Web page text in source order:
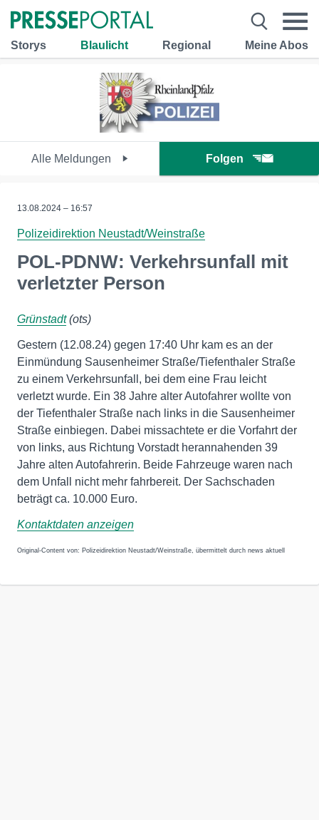
Storys Blaulicht Regional Meine Abos
Alle Meldungen Folgen
13.08.2024 – 16:57
Polizeidirektion Neustadt/Weinstraße
POL-PDNW: Verkehrsunfall mit
verletzter Person
Grünstadt(ots)
Gestern (12.08.24) gegen 17:40 Uhr kam es an der
Einmündung Sausenheimer Straße/Tiefenthaler Straße
zu einem Verkehrsunfall, bei dem eine Frau leicht
verletzt wurde. Ein 38 Jahre alter Autofahrer wollte von
der Tiefenthaler Straße nach links in die Sausenheimer
Straße einbiegen. Dabei missachtete er die Vorfahrt der
von links, aus Richtung Vorstadt herannahenden 39
Jahre alten Autofahrerin. Beide Fahrzeuge waren nach
dem Unfall nicht mehr fahrbereit. Der Sachschaden
beträgt ca. 10.000 Euro.
Kontaktdaten anzeigen
Original-Content von: Polizeidirektion Neustadt/Weinstraße, übermittelt durch news aktuell